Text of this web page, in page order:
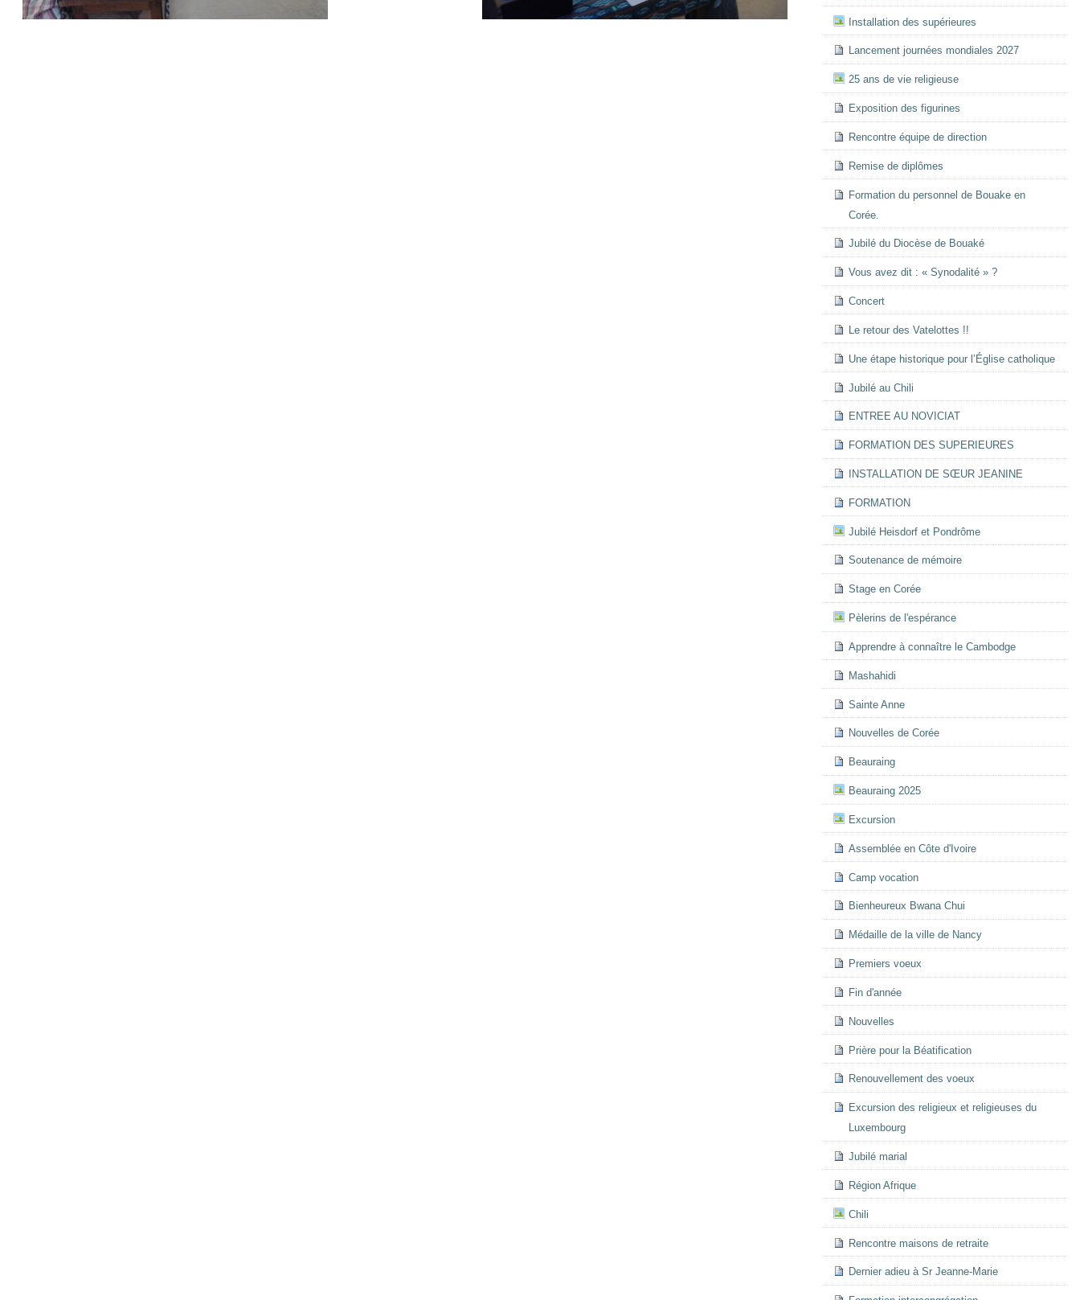
Installation des supérieures
Lancement journées mondiales 2027
25 ans de vie religieuse
Exposition des figurines
Rencontre équipe de direction
Remise de diplômes
Formation du personnel de Bouake en
Corée.
Jubilé du Diocèse de Bouaké
Vous avez dit : « Synodalité » ?
Concert
Le retour des Vatelottes !!
Une étape historique pour l’Église catholique
Jubilé au Chili
ENTREE AU NOVICIAT
FORMATION DES SUPERIEURES
INSTALLATION DE SŒUR JEANINE
FORMATION
Jubilé Heisdorf et Pondrôme
Soutenance de mémoire
Stage en Corée
Pèlerins de l'espérance
Apprendre à connaître le Cambodge
Mashahidi
Sainte Anne
Nouvelles de Corée
Beauraing
Beauraing 2025
Excursion
Assemblée en Côte d'Ivoire
Camp vocation
Bienheureux Bwana Chui
Médaille de la ville de Nancy
Premiers voeux
Fin d'année
Nouvelles
Prière pour la Béatification
Renouvellement des voeux
Excursion des religieux et religieuses du
Luxembourg
Jubilé marial
Région Afrique
Chili
Rencontre maisons de retraite
Dernier adieu à Sr Jeanne-Marie